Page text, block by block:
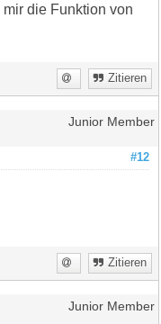
die Funktion von
Zitieren
Junior Member
#12
Zitieren
Junior Member